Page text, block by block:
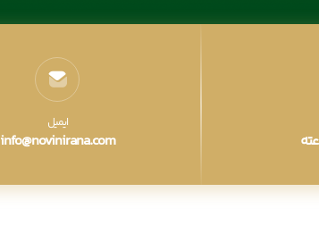
ایمیل
info@novinirana.com